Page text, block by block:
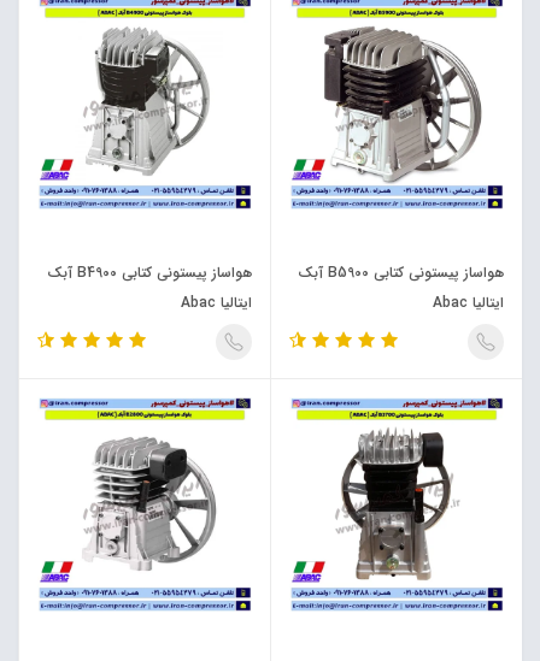
هواساز پیستونی کتابی B5900 آبک
ایتالیا Abac
هواساز پیستونی کتابی B4900 آبک
ایتالیا Abac